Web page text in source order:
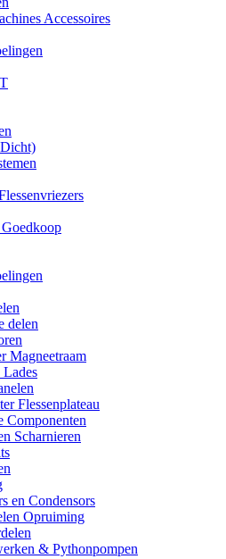
Accessoires
delen
Magneetraam
Lades
Flessenplateau
Componenten
Scharnieren
en Condensors
Opruiming
& Pythonpompen